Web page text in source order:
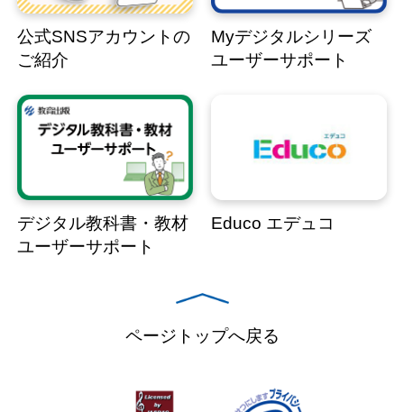
公式SNSアカウントの
ご紹介
Myデジタルシリーズ
ユーザーサポート
デジタル教科書・教材
ユーザーサポート
Educo エデュコ
ページトップへ戻る